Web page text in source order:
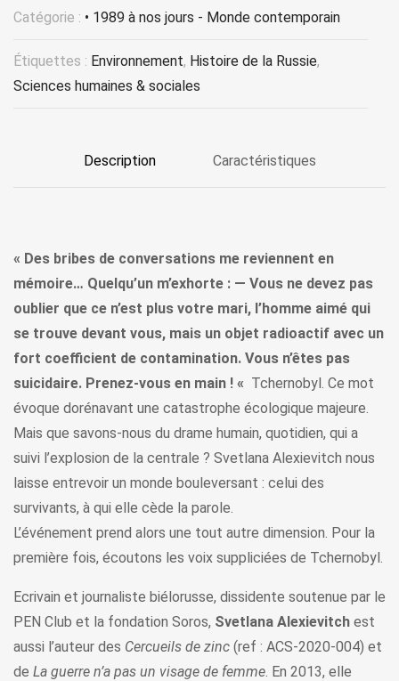
Catégorie : • 1989 à nos jours - Monde contemporain
Étiquettes : Environnement, Histoire de la Russie,
Sciences humaines & sociales
Description Caractéristiques
« Des bribes de conversations me reviennent en
mémoire… Quelqu’un m’exhorte : — Vous ne devez pas
oublier que ce n’est plus votre mari, l’homme aimé qui
se trouve devant vous, mais un objet radioactif avec un
fort coefficient de contamination. Vous n’êtes pas
suicidaire. Prenez-vous en main ! « Tchernobyl. Ce mot
évoque dorénavant une catastrophe écologique majeure.
Mais que savons-nous du drame humain, quotidien, qui a
suivi l’explosion de la centrale ? Svetlana Alexievitch nous
laisse entrevoir un monde bouleversant : celui des
survivants, à qui elle cède la parole.
L’événement prend alors une tout autre dimension. Pour la
première fois, écoutons les voix suppliciées de Tchernobyl.
Ecrivain et journaliste biélorusse, dissidente soutenue par le
PEN Club et la fondation Soros, Svetlana Alexievitch est
aussi l’auteur des Cercueils de zinc (ref : ACS-2020-004) et
de La guerre n’a pas un visage de femme . En 2013, elle